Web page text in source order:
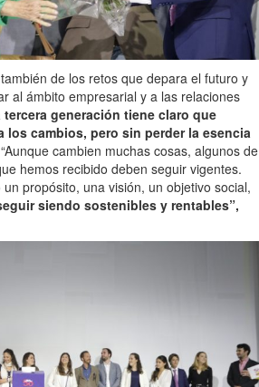
de los retos que depara el futuro y
al ámbito empresarial y a las relaciones
tercera generación tiene claro que
los cambios, pero sin perder la esencia
cambien muchas cosas, algunos de
hemos recibido deben seguir vigentes.
propósito, una visión, un objetivo social,
siendo sostenibles y rentables”,